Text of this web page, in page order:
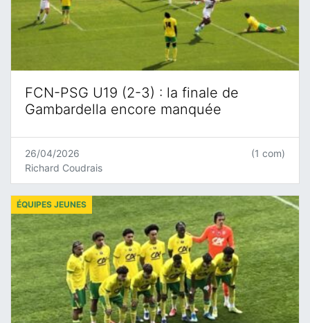
FCN-PSG U19 (2-3) : la finale de
Gambardella encore manquée
26/04/2026
Richard Coudrais
(1 com)
ÉQUIPES JEUNES